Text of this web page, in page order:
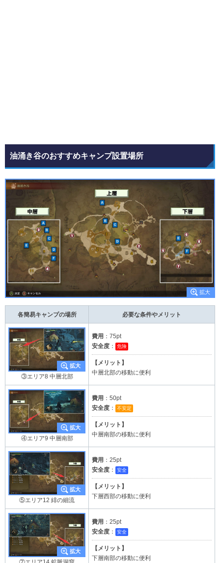
油涌き谷のおすすめキャンプ設置場所
各簡易キャンプの場所 必要な条件やメリット
③エリア8 中層北部
費用 ：75pt
安全度 ： 危険
【メリット】
中層北部の移動に便利
④エリア9 中層南部
費用 ：50pt
安全度 ： 不安定
【メリット】
中層南部の移動に便利
⑤エリア12 緋の細流
費用 ：25pt
安全度 ： 安全
【メリット】
下層西部の移動に便利
費用 ：25pt
安全度 ： 安全
【メリット】
下層南部の移動に便利